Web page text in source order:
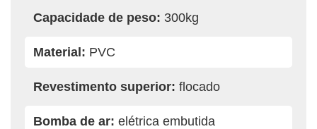
Capacidade de peso: 300kg
Material: PVC
Revestimento superior: flocado
Bomba de ar: elétrica embutida